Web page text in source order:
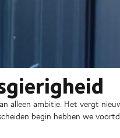
alleen ambitie. Het vergt
begin hebben we